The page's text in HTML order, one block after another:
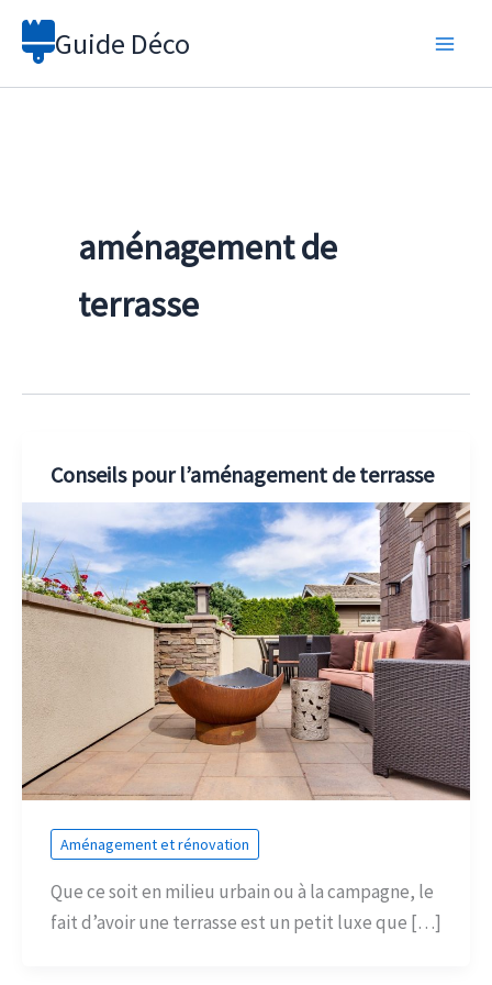
Aller
Guide Déco
aménagement de
terrasse
Conseils pour l’aménagement de terrasse
Aménagement et rénovation
Que ce soit en milieu urbain ou à la campagne, le
fait d’avoir une terrasse est un petit luxe que […]